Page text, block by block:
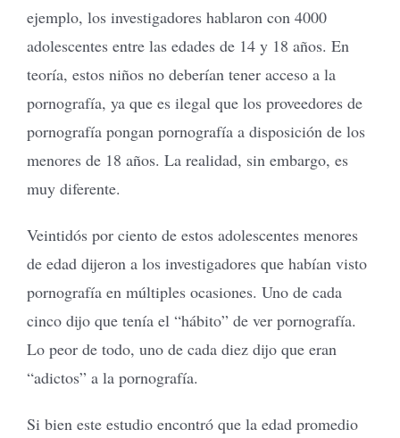
ejemplo, los investigadores hablaron con 4000
adolescentes entre las edades de 14 y 18 años. En
teoría, estos niños no deberían tener acceso a la
pornografía, ya que es ilegal que los proveedores de
pornografía pongan pornografía a disposición de los
menores de 18 años. La realidad, sin embargo, es
muy diferente.
Veintidós por ciento de estos adolescentes menores
de edad dijeron a los investigadores que habían visto
pornografía en múltiples ocasiones. Uno de cada
cinco dijo que tenía el “hábito” de ver pornografía.
Lo peor de todo, uno de cada diez dijo que eran
“adictos” a la pornografía.
Si bien este estudio encontró que la edad promedio